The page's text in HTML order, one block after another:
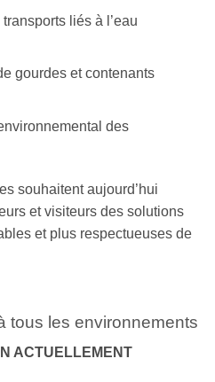
liés à l’eau
gourdes et contenants
des
souhaitent aujourd’hui
et visiteurs des solutions
et plus respectueuses de
tous les environnements
ACTUELLEMENT